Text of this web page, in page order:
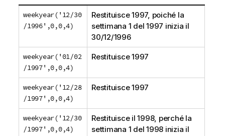
weekyear('12/30
/1996',0,0,4)
Restituisce 1997, poiché la
settimana 1 del 1997 inizia il
30/12/1996
weekyear('01/02
/1997',0,0,4)
Restituisce 1997
weekyear('12/28
/1997',0,0,4)
Restituisce 1997
weekyear('12/30
/1997',0,0,4)
Restituisce il 1998, perché la
settimana 1 del 1998 inizia il